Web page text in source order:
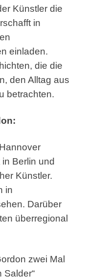
Künstler die
in
einladen.
die die
den Alltag aus
betrachten.
Berlin und
Künstler.
in
Darüber
überregional
zwei Mal
Salder“